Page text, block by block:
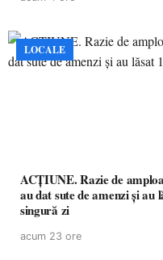
LOCALE
ACȚIUNE. Razie de
au dat sute de amenzi și
singură zi
acum 23 ore